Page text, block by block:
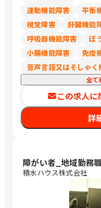
岡、栄
御池、
阪大前、
明石、姫
松口、
ケ浜、
知、祇園
成、延
運動機能障害
平衡
視覚障害
肝臓機能
呼吸器機能障害
ぼ
小腸機能障害
免疫
音声言語又はそしゃく
全て
この求人に
詳
障がい者_地域勤務
積水ハウス株式会社